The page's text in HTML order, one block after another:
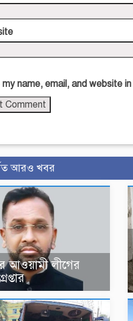
name, email, and website
আরও খবর
আওয়ামী লীগের